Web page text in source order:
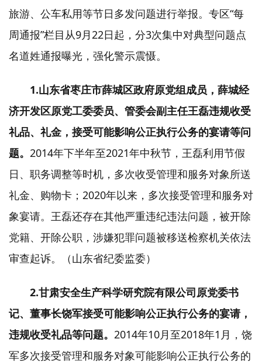
旅游、公车私用等节日多发问题进行举报。专区“每
周通报”栏目从9月22日起，分3次集中对典型问题点
名道姓通报曝光，强化警示震慑。
1.山东省枣庄市薛城区政府原党组成员，薛城经
济开发区原党工委委员、管委会副主任王磊违规收受
礼品、礼金，接受可能影响公正执行公务的宴请等问
题。 2014年下半年至2021年中秋节，王磊利用节假
日、职务调整等时机，多次收受管理和服务对象所送
礼金、购物卡；2020年以来，多次接受管理和服务对
象宴请。王磊还存在其他严重违纪违法问题，被开除
党籍、开除公职，涉嫌犯罪问题被移送检察机关依法
审查起诉。（山东省纪委监委）
2.甘肃安全生产科学研究院有限公司原党委书
记、董事长饶军接受可能影响公正执行公务的宴请，
违规收受礼品等问题。 2014年10月至2018年1月，饶
军多次接受管理和服务对象可能影响公正执行公务的